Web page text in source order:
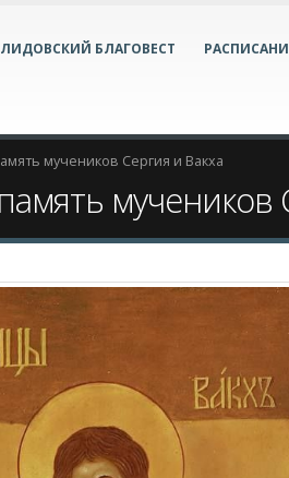
БЛАГОВЕСТ
мучеников Сергия и Вакха
мучеников